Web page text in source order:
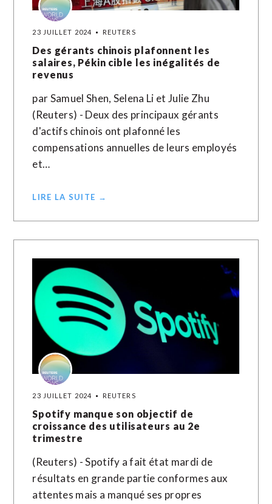
23 JUILLET 2024 REUTERS
Des gérants chinois plafonnent les
salaires, Pékin cible les inégalités de
revenus
par Samuel Shen, Selena Li et Julie Zhu
(Reuters) - Deux des principaux gérants
d'actifs chinois ont plafonné les
compensations annuelles de leurs employés
et…
LIRE LA SUITE →
23 JUILLET 2024 REUTERS
Spotify manque son objectif de
croissance des utilisateurs au 2e
trimestre
(Reuters) - Spotify a fait état mardi de
résultats en grande partie conformes aux
attentes mais a manqué ses propres